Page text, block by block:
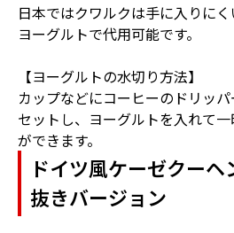
日本ではクワルクは手に入りに
ヨーグルトで代用可能です。
【ヨーグルトの水切り方法】
カップなどにコーヒーのドリッ
セットし、ヨーグルトを入れて
ができます。
ドイツ風ケーゼクー
抜きバージョン